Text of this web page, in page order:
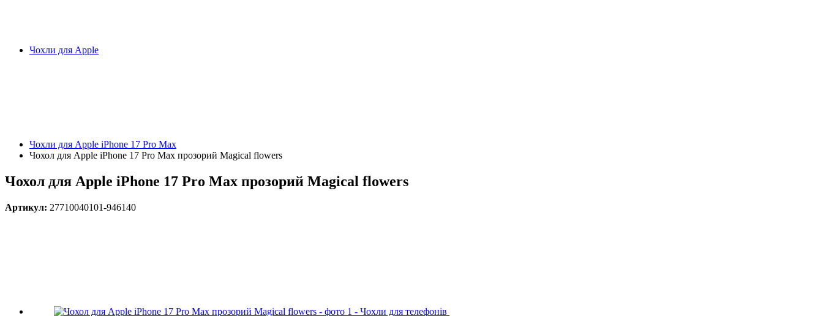
Чохли для Apple
Чохли для Apple iPhone 17 Pro Max
Чохол для Apple iPhone 17 Pro Max прозорий Magical flowers
Чохол для Apple iPhone 17 Pro Max прозорий Magical flowers
Артикул: 27710040101-946140